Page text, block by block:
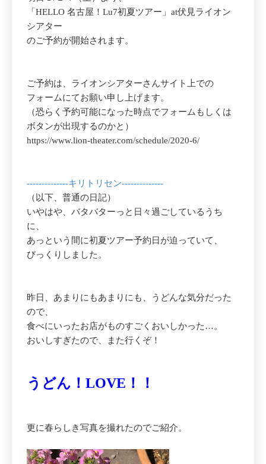
「HELLO 名古屋！Lu7初夏ツアー」at伏見ライオン
シアター
のご予約が開始されます。
ご予約は、ライオンシアターさんサイト上での
フォームにてお願い申し上げます。
（恐らく予約可能になった時点でフォームもしくは
ボタンが出現するのかと）
https://www.lion-theater.com/schedule/2020-6/
--------------キリトリセン--------------
（以下、普通の日記）
いやはや、バタバターっと日々過ごしているうち
に、
あっという間に初夏ツアー予約日が迫っていて、
びっくりしました。
昨日、あまりにもあまりにも、うどんな気分だった
ので、
食べにいったお店がものすごくおいしかった…。
おいしすぎたので、また行くぞ！
うどん！LOVE！！
更に春らしき写真を撮れたのでご紹介。